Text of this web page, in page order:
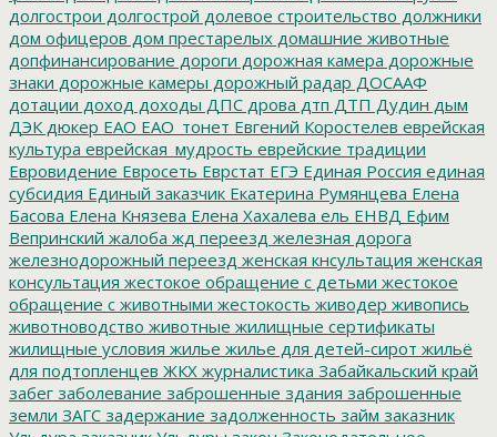
долгострои долгострой долевое строительство должники
дом офицеров дом престарелых домашние животные
допфинансирование дороги дорожная камера дорожные
знаки дорожные камеры дорожный радар ДОСААФ
дотации доход доходы ДПС дрова дтп ДТП Дудин дым
ДЭК дюкер ЕАО ЕАО_тонет Евгений Коростелев еврейская
культура еврейская_мудрость еврейские традиции
Евровидение Евросеть Еврстат ЕГЭ Единая Россия единая
субсидия Единый заказчик Екатерина Румянцева Елена
Басова Елена Князева Елена Хахалева ель ЕНВД Ефим
Вепринский жалоба жд переезд железная дорога
железнодорожный переезд женская кнсультация женская
консультация жестокое обращение с детьми жестокое
обращение с животными жестокость живодер живопись
животноводство животные жилищные сертификаты
жилищные условия жилье жилье для детей-сирот жильё
для подтопленцев ЖКХ журналистика Забайкальский край
забег заболевание заброшенные здания заброшенные
земли ЗАГС задержание задолженность займ заказник